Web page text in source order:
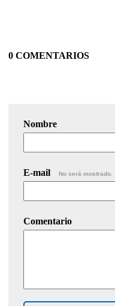
0 COMENTARIOS
Nombre
E-mail No será mostrado.
Comentario